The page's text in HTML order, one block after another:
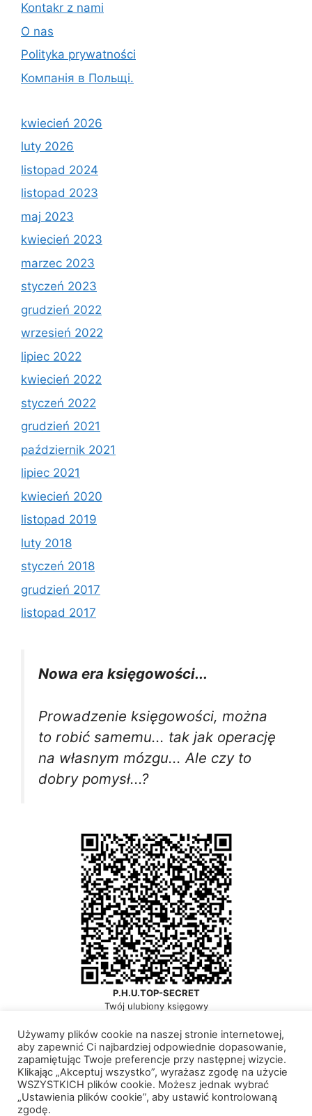
Kontakr z nami
O nas
Polityka prywatności
Компанія в Польщі.
kwiecień 2026
luty 2026
listopad 2024
listopad 2023
maj 2023
kwiecień 2023
marzec 2023
styczeń 2023
grudzień 2022
wrzesień 2022
lipiec 2022
kwiecień 2022
styczeń 2022
grudzień 2021
październik 2021
lipiec 2021
kwiecień 2020
listopad 2019
luty 2018
styczeń 2018
grudzień 2017
listopad 2017
Nowa era księgowości...
Prowadzenie księgowości, można
to robić samemu... tak jak operację
na własnym mózgu... Ale czy to
dobry pomysł...?
P.H.U.TOP-SECRET
Twój ulubiony księgowy
© 2026 P.H.U. TOP-SECRET• Zbudowany z
GeneratePress
Używamy plików cookie na naszej stronie internetowej,
aby zapewnić Ci najbardziej odpowiednie dopasowanie,
zapamiętując Twoje preferencje przy następnej wizycie.
Klikając „Akceptuj wszystko”, wyrażasz zgodę na użycie
WSZYSTKICH plików cookie. Możesz jednak wybrać
„Ustawienia plików cookie”, aby ustawić kontrolowaną
zgodę.